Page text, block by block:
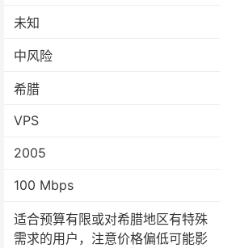
未知
中风险
希腊
VPS
2005
100 Mbps
适合预算有限或对希腊地区有特殊
需求的用户，注意价格偏低可能影